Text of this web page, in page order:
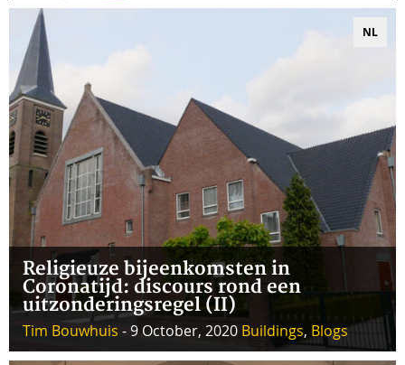
NL
Religieuze bijeenkomsten in
Coronatijd: discours rond een
uitzonderingsregel (II)
Tim Bouwhuis - 9 October, 2020 Buildings, Blogs